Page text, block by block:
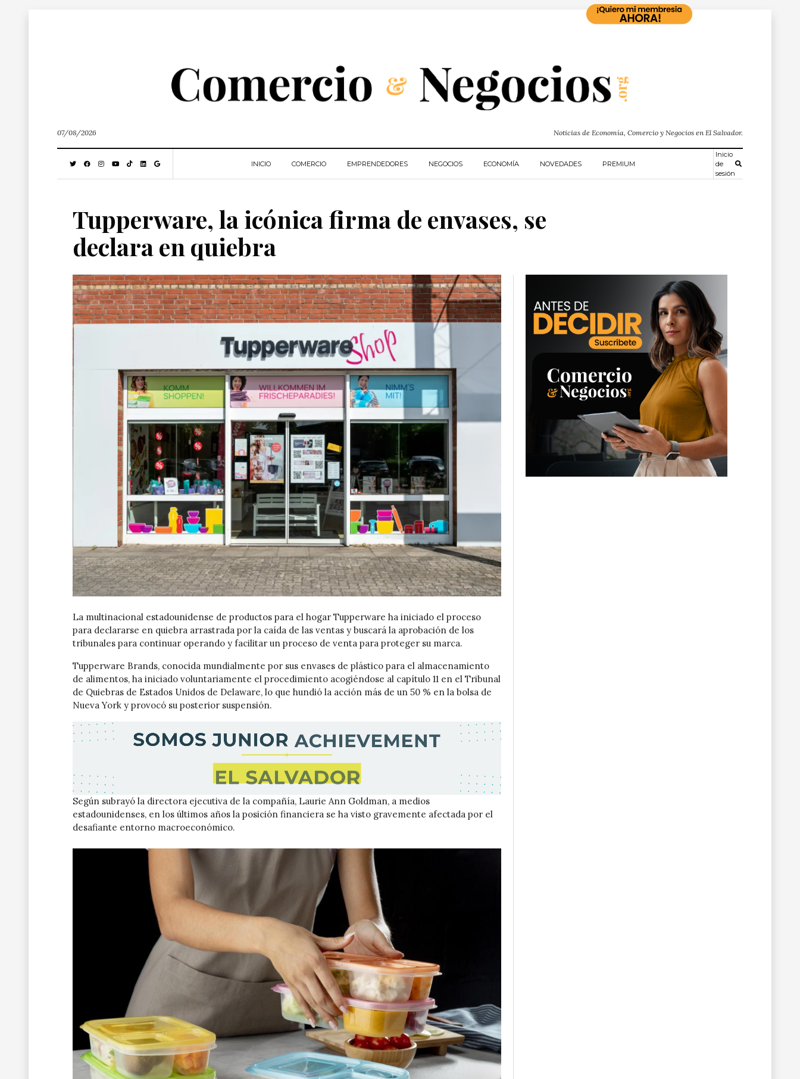
07/08/2026 Noticias de Economía, Comercio y Negocios en El Salvador.
INICIO COMERCIO EMPRENDEDORES NEGOCIOS ECONOMÍA NOVEDADES PREMIUM
Inicio
de
sesión
Tupperware, la icónica firma de envases, se
declara en quiebra
La multinacional estadounidense de productos para el hogar Tupperware ha iniciado el proceso
para declararse en quiebra arrastrada por la caída de las ventas y buscará la aprobación de los
tribunales para continuar operando y facilitar un proceso de venta para proteger su marca.
Tupperware Brands, conocida mundialmente por sus envases de plástico para el almacenamiento
de alimentos, ha iniciado voluntariamente el procedimiento acogiéndose al capítulo 11 en el Tribunal
de Quiebras de Estados Unidos de Delaware, lo que hundió la acción más de un 50 % en la bolsa de
Nueva York y provocó su posterior suspensión.
Según subrayó la directora ejecutiva de la compañía, Laurie Ann Goldman, a medios
estadounidenses, en los últimos años la posición financiera se ha visto gravemente afectada por el
desafiante entorno macroeconómico.